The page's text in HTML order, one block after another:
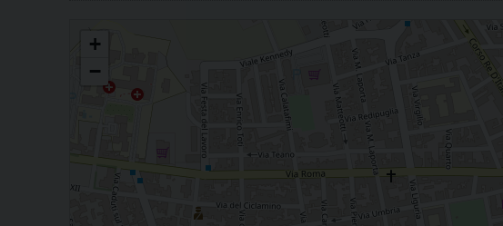
PARROCCHIA SS. PIETRO E PAOLO APOSTOLI
+
−